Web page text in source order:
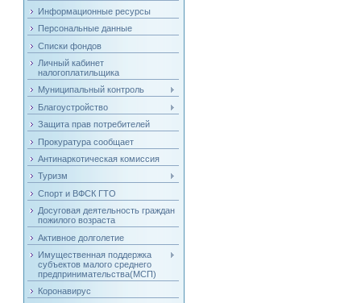
Информационные ресурсы
Персональные данные
Списки фондов
Личный кабинет
налогоплатильщика
Муниципальный контроль
Благоустройство
Защита прав потребителей
Прокуратура сообщает
Антинаркотическая комиссия
Туризм
Спорт и ВФСК ГТО
Досуговая деятельность граждан
пожилого возраста
Активное долголетие
Имущественная поддержка
субъектов малого среднего
предпринимательства(МСП)
Коронавирус